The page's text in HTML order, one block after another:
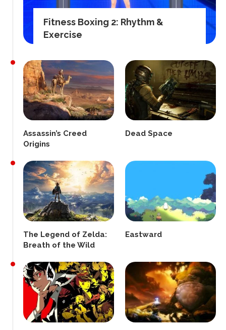
Fitness Boxing 2: Rhythm &
Exercise
Assassin’s Creed
Origins
Dead Space
The Legend of Zelda:
Breath of the Wild
Eastward